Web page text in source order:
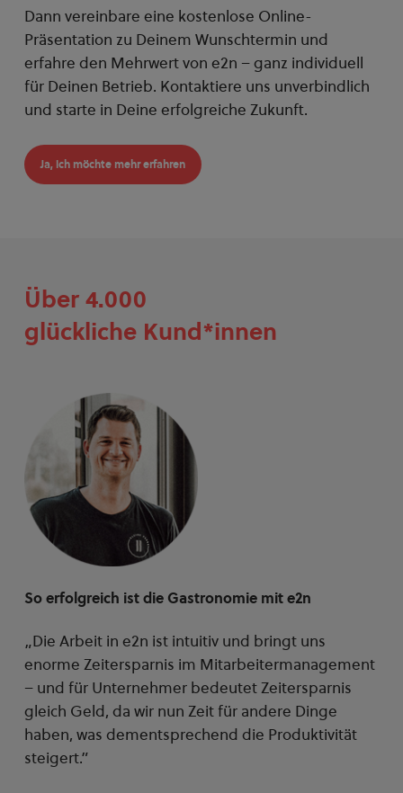
Dann vereinbare eine kostenlose Online-
Präsentation zu Deinem Wunschtermin und
erfahre den Mehrwert von e2n – ganz individuell
für Deinen Betrieb. Kontaktiere uns unverbindlich
und starte in Deine erfolgreiche Zukunft.
Ja, ich möchte mehr erfahren
Über 4.000
glückliche Kund*innen
So erfolgreich ist die Gastronomie mit e2n
„Die Arbeit in e2n ist intuitiv und bringt uns
enorme Zeitersparnis im Mitarbeitermanagement
– und für Unternehmer bedeutet Zeitersparnis
gleich Geld, da wir nun Zeit für andere Dinge
haben, was dementsprechend die Produktivität
steigert.”